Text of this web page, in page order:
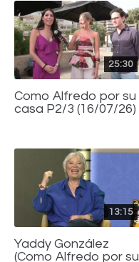
25:30
Como Alfredo por su
casa P2/3 (16/07/26)
13:15
Yaddy González
(Como Alfredo por su